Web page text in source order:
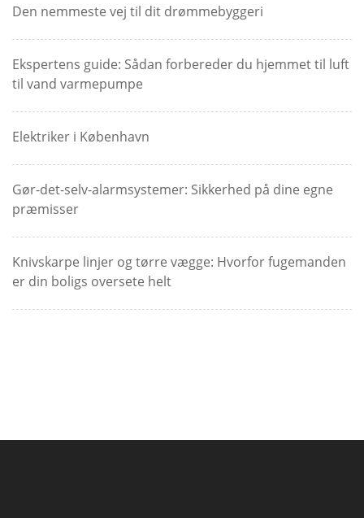
Den nemmeste vej til dit drømmebyggeri
Ekspertens guide: Sådan forbereder du hjemmet til luft
til vand varmepumpe
Elektriker i København
Gør-det-selv-alarmsystemer: Sikkerhed på dine egne
præmisser
Knivskarpe linjer og tørre vægge: Hvorfor fugemanden
er din boligs oversete helt